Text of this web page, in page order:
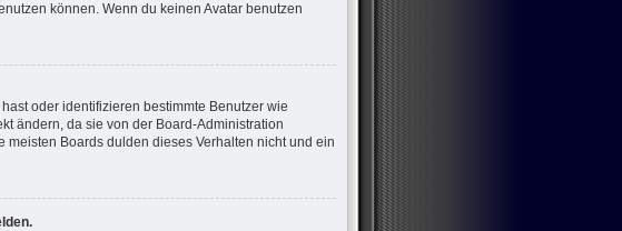
können. Wenn du keinen Avatar benutzen
oder identifizieren bestimmte Benutzer wie
ändern, da sie von der Board-Administration
Boards dulden dieses Verhalten nicht und ein